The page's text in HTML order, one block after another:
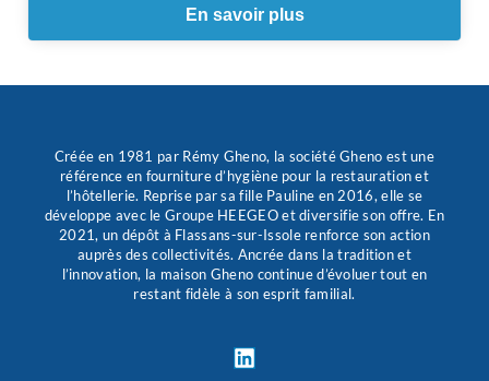
En savoir plus
Créée en 1981 par Rémy Gheno, la société Gheno est une
référence en fourniture d’hygiène pour la restauration et
l’hôtellerie. Reprise par sa fille Pauline en 2016, elle se
développe avec le Groupe HEEGEO et diversifie son offre. En
2021, un dépôt à Flassans-sur-Issole renforce son action
auprès des collectivités. Ancrée dans la tradition et
l’innovation, la maison Gheno continue d’évoluer tout en
restant fidèle à son esprit familial.
L
i